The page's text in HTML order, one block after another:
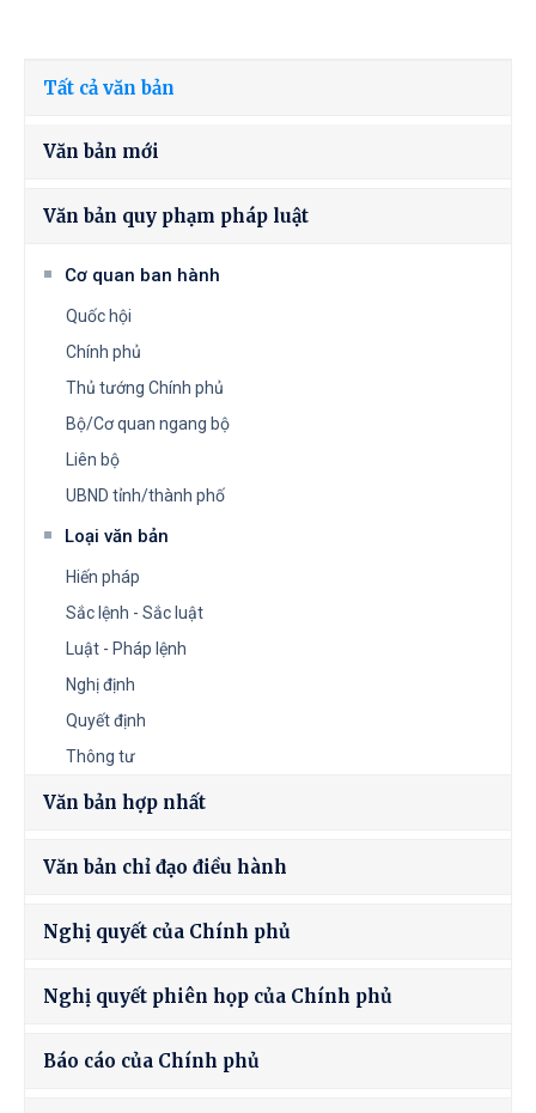
Tất cả văn bản
Văn bản mới
Văn bản quy phạm pháp luật
Cơ quan ban hành
Quốc hội
Chính phủ
Thủ tướng Chính phủ
Bộ/Cơ quan ngang bộ
Liên bộ
UBND tỉnh/thành phố
Loại văn bản
Hiến pháp
Sắc lệnh - Sắc luật
Luật - Pháp lệnh
Nghị định
Quyết định
Thông tư
Văn bản hợp nhất
Văn bản chỉ đạo điều hành
Nghị quyết của Chính phủ
Nghị quyết phiên họp của Chính phủ
Báo cáo của Chính phủ